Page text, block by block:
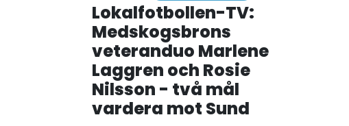
Lokalfotbollen-TV:
Medskogsbrons
veteranduo Marlene
Laggren och Rosie
Nilsson - två mål
vardera mot Sund